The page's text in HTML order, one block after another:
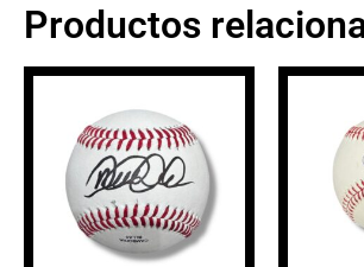
BANNER CON
PROMOCIONES 1
Productos